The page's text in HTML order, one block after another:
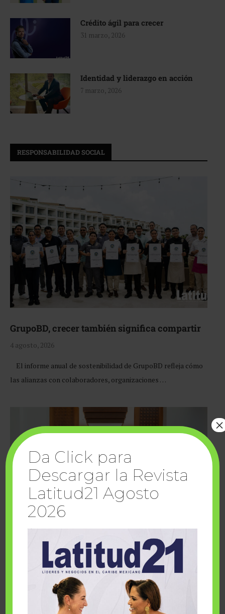
Crédito ágil para crecer
31 marzo, 2026
Identidad y liderazgo en acción
7 marzo, 2026
RESPONSABILIDAD SOCIAL
GrupoBD, crecer también significa compartir
4 agosto, 2026
El informe anual de sostenibilidad de GrupoBD refleja cómo
las alianzas con colaboradores, organizaciones …
Cuando la solidaridad inspira; cumplen
sueños Fairmont Mayakoba y Make-A-Wish
Da Click para
Descargar la Revista
Latitud21 Agosto
2026
×